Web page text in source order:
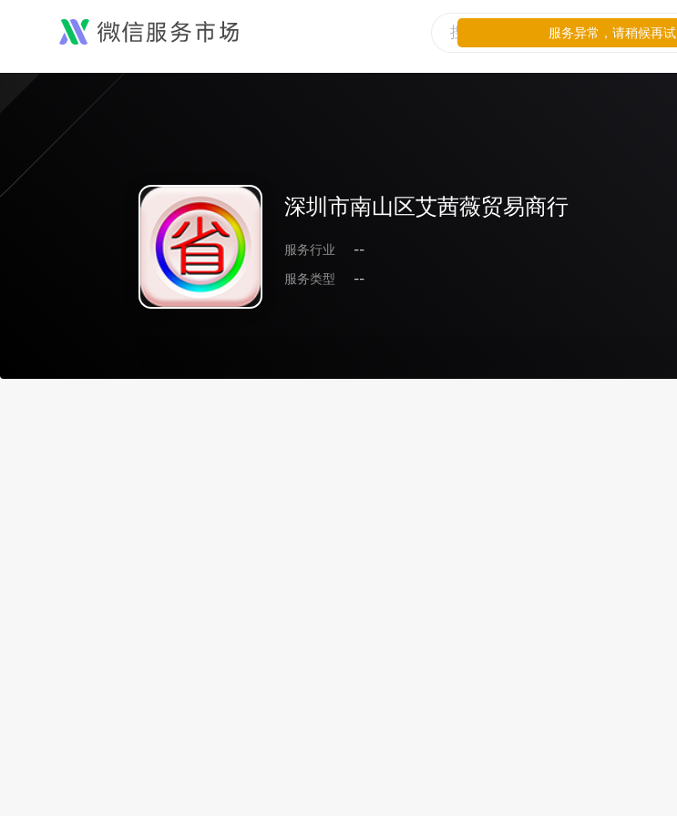
深圳市南山区艾茜薇贸易商行
服务行业
--
服务类型
--
服务异常，请稍候再试